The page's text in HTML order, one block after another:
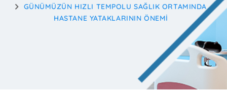
GÜNÜMÜZÜN HIZLI TEMPOLU SAĞLIK ORTAMINDA
HASTANE YATAKLARININ ÖNEMI